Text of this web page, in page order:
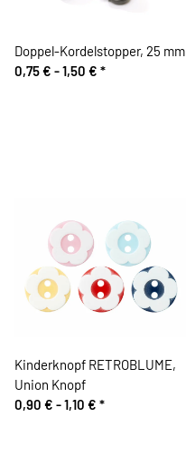
Doppel-Kordelstopper, 25 mm
0,75 € -1,50 € *
Kinderknopf RETROBLUME,
Union Knopf
0,90 € -1,10 € *